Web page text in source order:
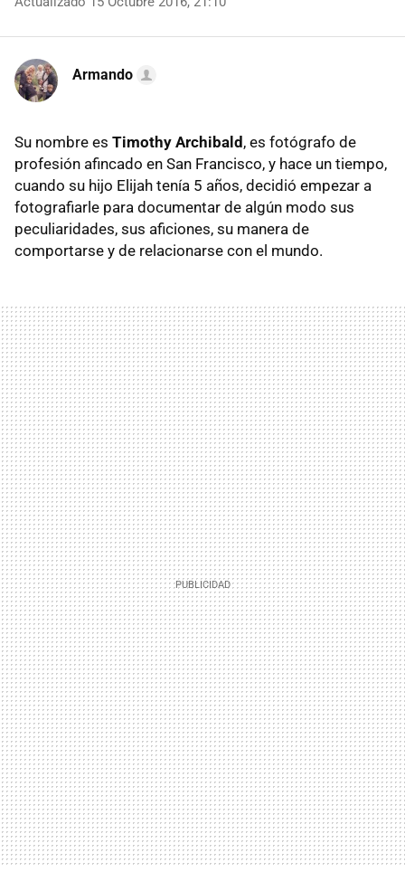
Armando
Su nombre es Timothy Archibald, es fotógrafo de
profesión afincado en San Francisco, y hace un tiempo,
cuando su hijo Elijah tenía 5 años, decidió empezar a
fotografiarle para documentar de algún modo sus
peculiaridades, sus aficiones, su manera de
comportarse y de relacionarse con el mundo.